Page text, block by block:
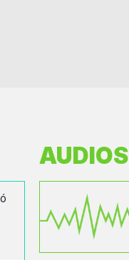
AUDIOS